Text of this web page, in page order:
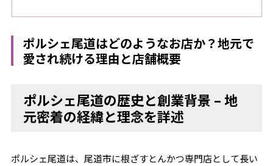
ポルシェ尾道はどのようなお店か？地元で
愛され続ける理由と店舗概要
ポルシェ尾道の歴史と創業背景 – 地
元密着の経緯と理念を詳述
ポルシェ尾道は、尾道市に根ざすとんかつ専門店として長い